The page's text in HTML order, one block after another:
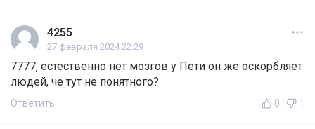
4255
27 февраля 2024 22:29
7777, естественно нет мозгов у Пети он же оскорбляет
людей, че тут не понятного?
Ответить 0 1